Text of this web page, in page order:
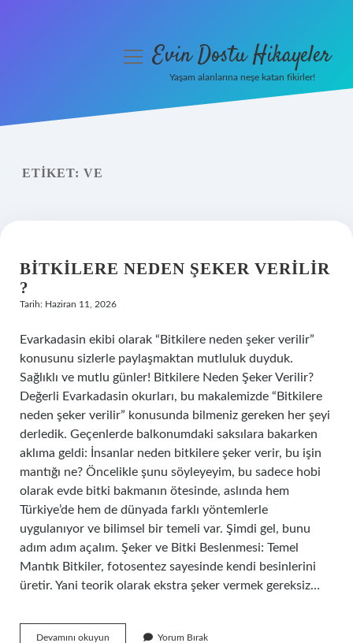
Yasal Uyarı
menüyüEvin Dostu Hikayeler
Yaşam alanlarına neşe katan fikirler!
ETIKET: VE
BITKILERE NEDEN ŞEKER VERILIR
?
Tarih: Haziran 11, 2026
Evarkadasin ekibi olarak “Bitkilere neden şeker verilir”
konusunu sizlerle paylaşmaktan mutluluk duyduk.
Sağlıklı ve mutlu günler! Bitkilere Neden Şeker Verilir?
Değerli Evarkadasin okurları, bu makalemizde “Bitkilere
neden şeker verilir” konusunda bilmeniz gereken her şeyi
derledik. Geçenlerde balkonumdaki saksılara bakarken
aklıma geldi: İnsanlar neden bitkilere şeker verir, bu işin
mantığı ne? Öncelikle şunu söyleyeyim, bu sadece hobi
olarak evde bitki bakmanın ötesinde, aslında hem
Türkiye’de hem de dünyada farklı yöntemlerle
uygulanıyor ve bilimsel bir temeli var. Şimdi gel, bunu
adım adım açalım. Şeker ve Bitki Beslenmesi: Temel
Mantık Bitkiler, fotosentez sayesinde kendi besinlerini
üretir. Yani teorik olarak ekstra şeker vermek gereksiz…
Devamını okuyun Yorum Bırak